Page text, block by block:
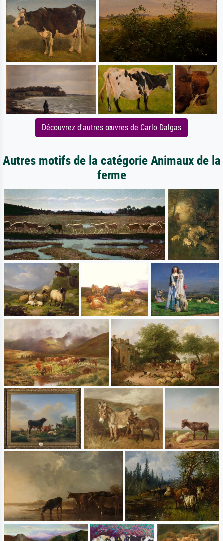
Découvrez d'autres œuvres de Carlo Dalgas
Autres motifs de la catégorie Animaux de la
ferme